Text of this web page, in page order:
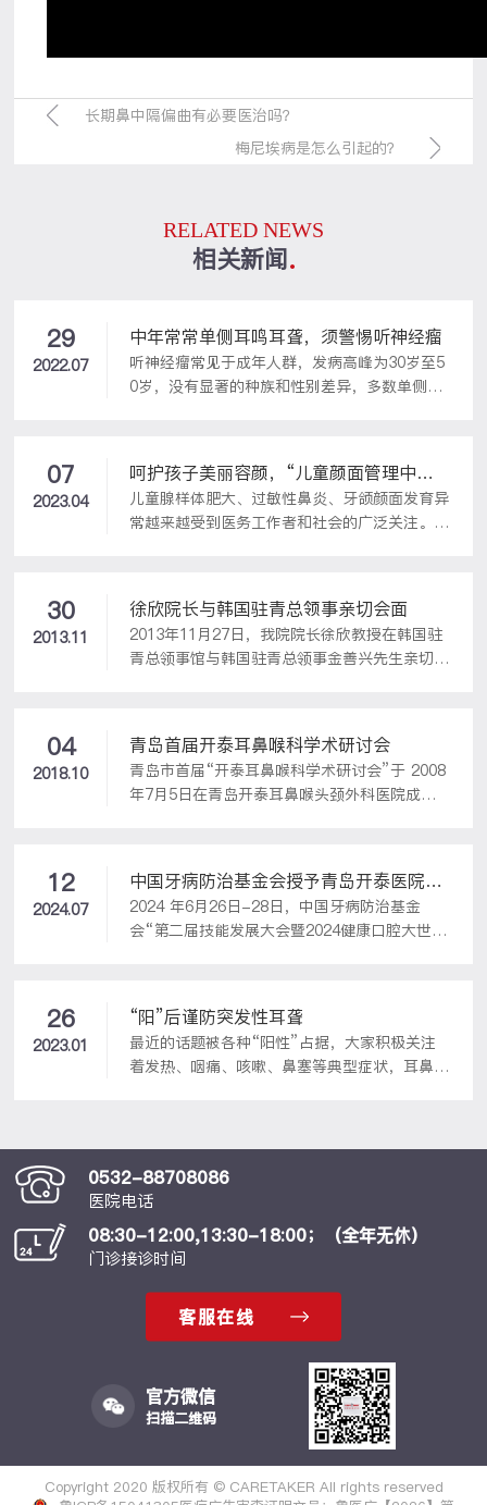
长期鼻中隔偏曲有必要医治吗？
梅尼埃病是怎么引起的？
RELATED NEWS
相关新闻
29
2022.07
中年常常单侧耳鸣耳聋，须警惕听神经瘤
听神经瘤常见于成年人群，发病高峰为30岁至5
0岁，没有显著的种族和性别差异，多数单侧发
中青年特别是白领人士，由于工作压力大、睡眠
少、应酬多，发生耳鸣耳聋的现象也是逐年增
加，单纯的耳鸣耳聋要积极进行治疗，同时也要
警惕有无听神经瘤可能，以免延误诊治。听神经
较小时可无任何症状，逐渐增大会引起患者听力
下降、耳鸣、平衡功能失调、面部抽搐或面瘫，
进...
07
2023.04
呵护孩子美丽容颜，“儿童颜面管理中
心”正式成立
儿童腺样体肥大、过敏性鼻炎、牙颌颜面发育异
常越来越受到医务工作者和社会的广泛关注。4
行
30
2013.11
徐欣院长与韩国驻青总领事亲切会面
2013年11月27日，我院院长徐欣教授在韩国驻
青总领事馆与韩国驻青总领事金善兴先生亲切会
04
2018.10
青岛首届开泰耳鼻喉科学术研讨会
青岛市首届“开泰耳鼻喉科学术研讨会”于 2008
年7月5日在青岛开泰耳鼻喉头颈外科医院成功
12
2024.07
中国牙病防治基金会授予青岛开泰医院口
腔科“健康口腔推广基地”称号
2024 年6月26日-28日，中国牙病防治基金
会“第二届技能发展大会暨2024健康口腔大世
耳鼻喉头颈外科医院荣获“健康口腔推广基
地”称号。
26
2023.01
“阳”后谨防突发性耳聋
最近的话题被各种“阳性”占据，大家积极关注
着发热、咽痛、咳嗽、鼻塞等典型症状，耳鼻喉
又称特发性突聋，常常原因不明，多认为与病毒
感染、内耳微循环障碍、免疫疾病、内淋巴积水
等因素相关，往往单侧耳朵突聋，可伴耳鸣、耳
闷、眩晕、恶心、呕吐等症状，严重与否因人而
听检查来判断听力损失情况和突聋的程度。...
0532-88708086
医院电话
08:30-12:00,13:30-18:00；（全年无休）
门诊接诊时间
客服在线
官方微信
扫描二维码
Copyright 2020 版权所有 © CARETAKER All rights reserved